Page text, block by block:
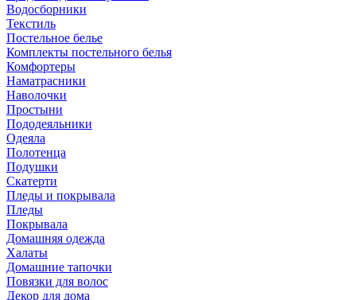
Водосборники
Текстиль
Постельное белье
Комплекты постельного белья
Комфортеры
Наматрасники
Наволочки
Простыни
Пододеяльники
Одеяла
Полотенца
Подушки
Скатерти
Пледы и покрывала
Пледы
Покрывала
Домашняя одежда
Халаты
Домашние тапочки
Повязки для волос
Декор для дома